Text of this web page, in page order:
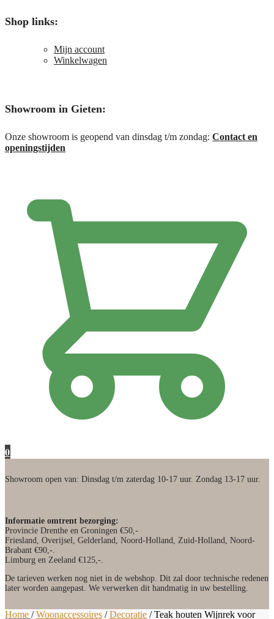
Shop links:
Mijn account
Winkelwagen
Showroom in Gieten:
Onze showroom is geopend van dinsdag t/m zondag: Contact en
openingstijden
0
Showroom open van: Dinsdag t/m zaterdag 10-17 uur. Zondag 13-17 uur.
Informatie omtrent bezorging:
Provincie Drenthe en Groningen €50,-
Friesland, Overijsel, Gelderland, Noord-Holland, Zuid-Holland, Noord-
Brabant €90,-.
Limburg en Zeeland €125,-.
De tarieven werken nog niet in de webshop. Dit zal door technische redenen
later worden aangepast. We verwerken dit handmatig in uw bestelling.
Home /Woonaccessoires /Decoratie /Teak houten Wijnrek voor